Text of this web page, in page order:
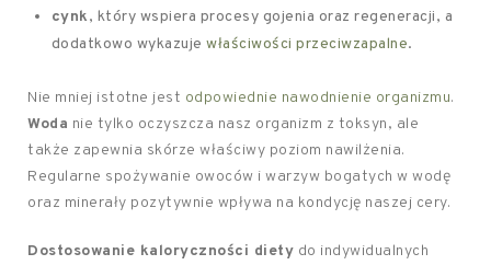
cynk, który wspiera procesy gojenia oraz regeneracji, a
dodatkowo wykazujewłaściwości przeciwzapalne.
Nie mniej istotne jest odpowiednie nawodnienie organizmu.
Woda nie tylko oczyszcza nasz organizm z toksyn, ale
także zapewnia skórze właściwy poziom nawilżenia.
Regularne spożywanie owoców i warzyw bogatych w wodę
oraz minerały pozytywnie wpływa na kondycję naszej cery.
Dostosowanie kaloryczności diety do indywidualnych